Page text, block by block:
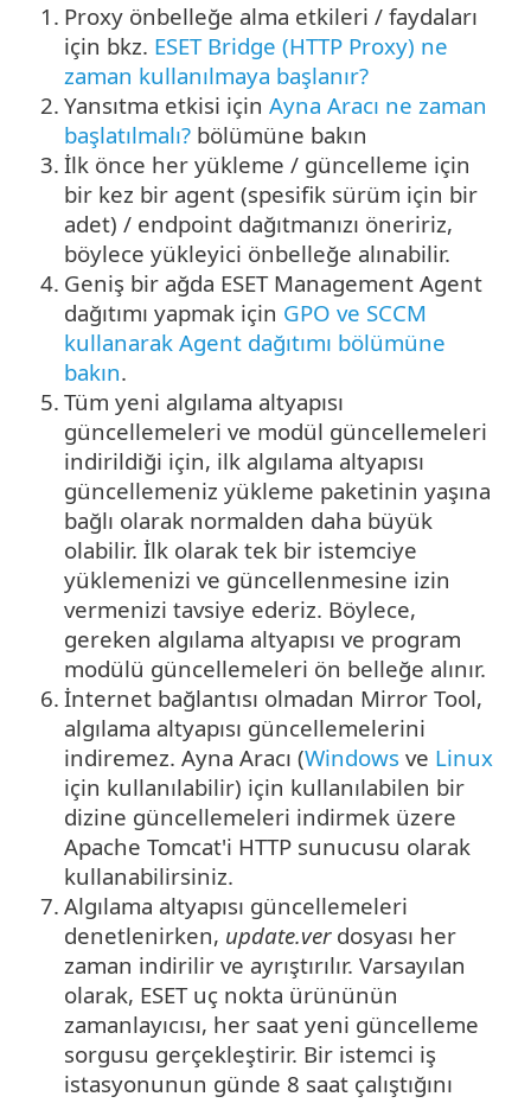
1. Proxy önbelleğe alma etkileri / faydaları
için bkz. ESET Bridge (HTTP Proxy) ne
zaman kullanılmaya başlanır?
2. Yansıtma etkisi için Ayna Aracı ne zaman
başlatılmalı? bölümüne bakın
3. İlk önce her yükleme / güncelleme için
bir kez bir agent (spesifik sürüm için bir
adet) / endpoint dağıtmanızı öneririz,
böylece yükleyici önbelleğe alınabilir.
4. Geniş bir ağda ESET Management Agent
dağıtımı yapmak için GPO ve SCCM
kullanarak Agent dağıtımı bölümüne
bakın.
5. Tüm yeni algılama altyapısı
güncellemeleri ve modül güncellemeleri
indirildiği için, ilk algılama altyapısı
güncellemeniz yükleme paketinin yaşına
bağlı olarak normalden daha büyük
olabilir. İlk olarak tek bir istemciye
yüklemenizi ve güncellenmesine izin
vermenizi tavsiye ederiz. Böylece,
gereken algılama altyapısı ve program
modülü güncellemeleri ön belleğe alınır.
6. İnternet bağlantısı olmadan Mirror Tool,
algılama altyapısı güncellemelerini
indiremez. Ayna Aracı (Windows ve Linux
için kullanılabilir) için kullanılabilen bir
dizine güncellemeleri indirmek üzere
Apache Tomcat'i HTTP sunucusu olarak
kullanabilirsiniz.
7. Algılama altyapısı güncellemeleri
denetlenirken, update.verdosyası her
zaman indirilir ve ayrıştırılır. Varsayılan
olarak, ESET uç nokta ürününün
zamanlayıcısı, her saat yeni güncelleme
sorgusu gerçekleştirir. Bir istemci iş
istasyonunun günde 8 saat çalıştığını